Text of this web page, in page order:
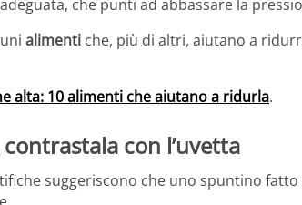
che punti ad abbassare la
alimenti che, più di altri, aiutano a
alta: 10 alimenti che aiutano a ridurla.
con l’uvetta
suggeriscono che uno spuntino fatto